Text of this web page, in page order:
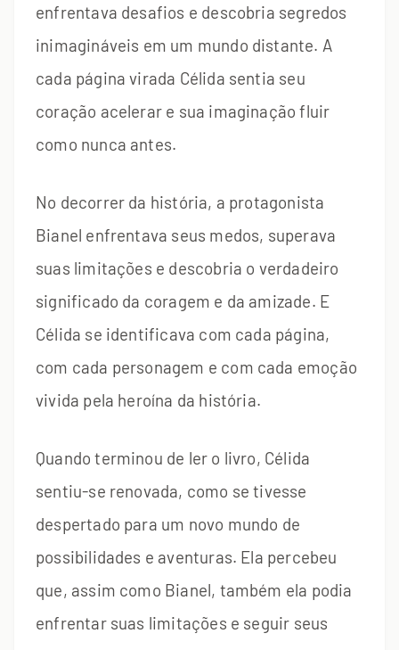
enfrentava desafios e descobria segredos
inimagináveis em um mundo distante. A
cada página virada Célida sentia seu
coração acelerar e sua imaginação fluir
como nunca antes.
No decorrer da história, a protagonista
Bianel enfrentava seus medos, superava
suas limitações e descobria o verdadeiro
significado da coragem e da amizade. E
Célida se identificava com cada página,
com cada personagem e com cada emoção
vivida pela heroína da história.
Quando terminou de ler o livro, Célida
sentiu-se renovada, como se tivesse
despertado para um novo mundo de
possibilidades e aventuras. Ela percebeu
que, assim como Bianel, também ela podia
enfrentar suas limitações e seguir seus